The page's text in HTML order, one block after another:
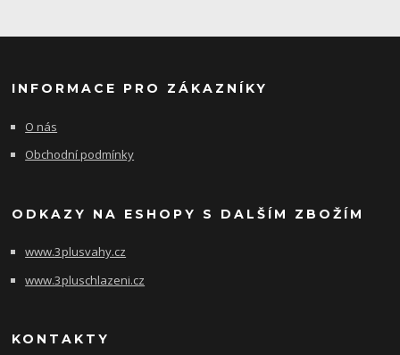
INFORMACE PRO ZÁKAZNÍKY
O nás
Obchodní podmínky
ODKAZY NA ESHOPY S DALŠÍM ZBOŽÍM
www.3plusvahy.cz
www.3pluschlazeni.cz
KONTAKTY